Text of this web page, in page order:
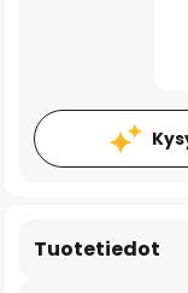
Tuotetiedot